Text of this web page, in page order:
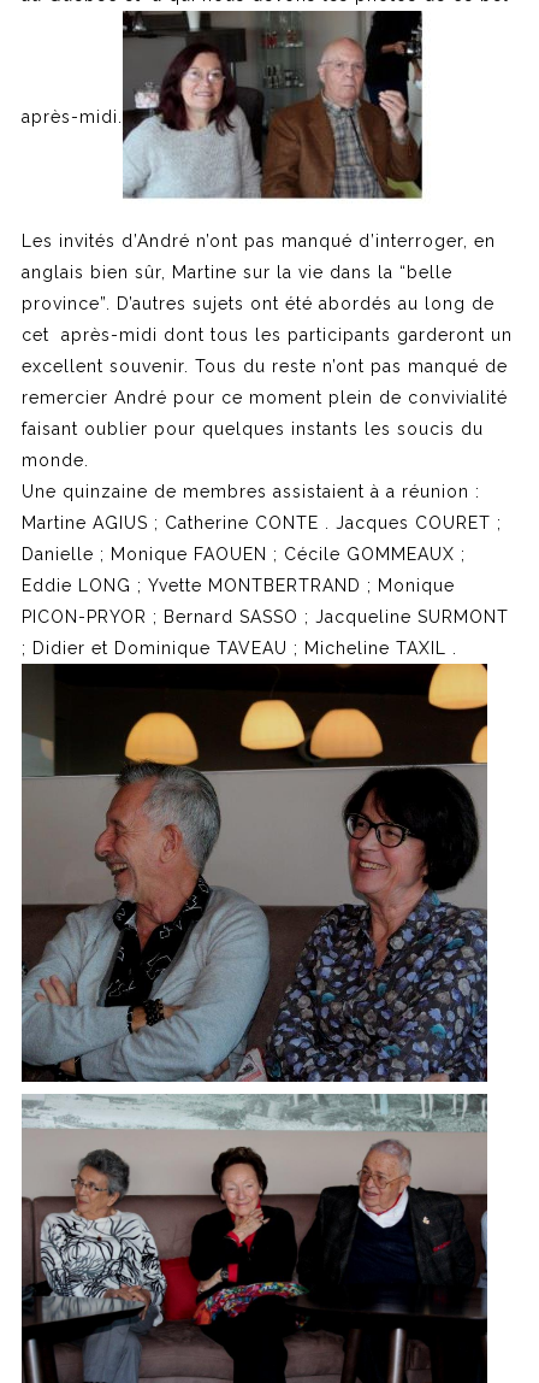
après-midi.
Les invités d’André n’ont pas manqué d’interroger, en
anglais bien sûr, Martine sur la vie dans la “belle
province”. D’autres sujets ont été abordés au long de
cet après-midi dont tous les participants garderont un
excellent souvenir. Tous du reste n’ont pas manqué de
remercier André pour ce moment plein de convivialité
faisant oublier pour quelques instants les soucis du
monde.
Une quinzaine de membres assistaient à a réunion :
Martine AGIUS ; Catherine CONTE . Jacques COURET ;
Danielle ; Monique FAOUEN ; Cécile GOMMEAUX ;
Eddie LONG ; Yvette MONTBERTRAND ; Monique
PICON-PRYOR ; Bernard SASSO ; Jacqueline SURMONT
; Didier et Dominique TAVEAU ; Micheline TAXIL .